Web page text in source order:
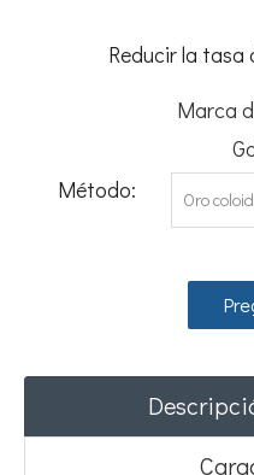
Reducir la tasa
Marca
Método:
Oro